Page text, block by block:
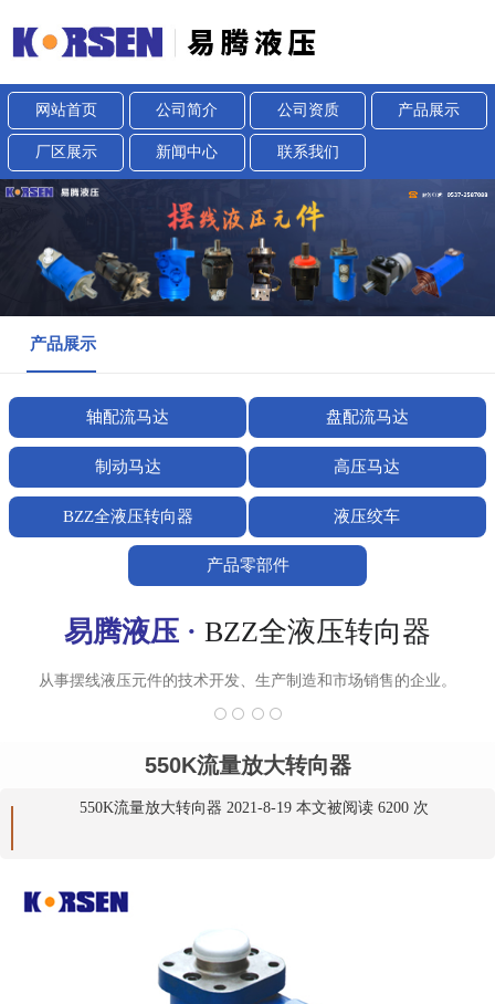
网站首页 公司简介 公司资质 产品展示
厂区展示 新闻中心 联系我们
产品展示
轴配流马达 盘配流马达
制动马达 高压马达
BZZ全液压转向器 液压绞车
产品零部件
易腾液压 · BZZ全液压转向器
从事摆线液压元件的技术开发、生产制造和市场销售的企业。
550K流量放大转向器
550K流量放大转向器 2021-8-19 本文被阅读 6200 次